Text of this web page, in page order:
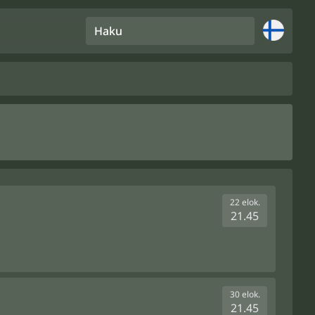
Haku
22 elok.
21.45
30 elok.
21.45